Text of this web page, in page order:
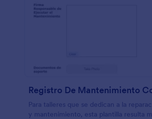
Para talleres que se dedican a la
y mantenimiento, esta plantilla resulta